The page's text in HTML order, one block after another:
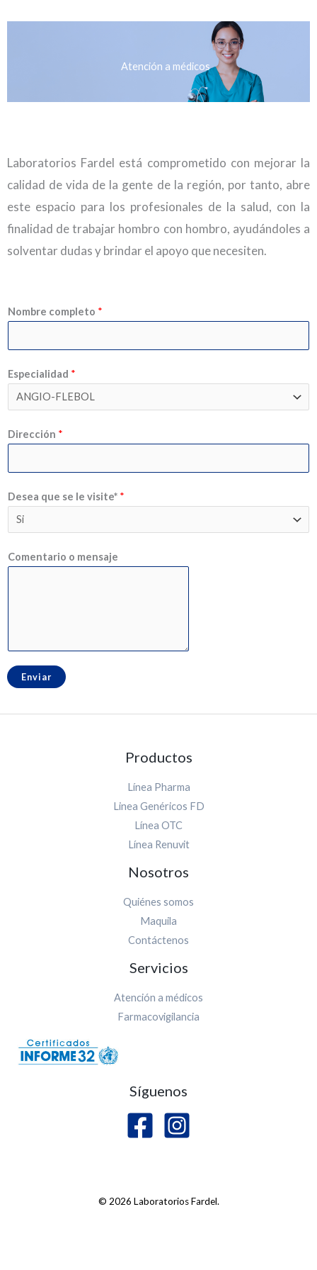
Atención a médicos
Laboratorios Fardel está comprometido con mejorar la
calidad de vida de la gente de la región, por tanto, abre
este espacio para los profesionales de la salud, con la
finalidad de trabajar hombro con hombro, ayudándoles a
solventar dudas y brindar el apoyo que necesiten.
Nombre completo *
Especialidad *
Dirección *
Desea que se le visite* *
Comentario o mensaje
Enviar
Productos
Línea Pharma
Linea Genéricos FD
Línea OTC
Línea Renuvit
Nosotros
Quiénes somos
Maquila
Contáctenos
Servicios
Atención a médicos
Farmacovigilancia
Síguenos
© 2026 Laboratorios Fardel.